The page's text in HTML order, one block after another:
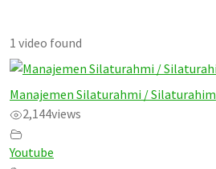
1 video found
Manajemen Silaturahmi / Silaturahim
2,144views
Youtube